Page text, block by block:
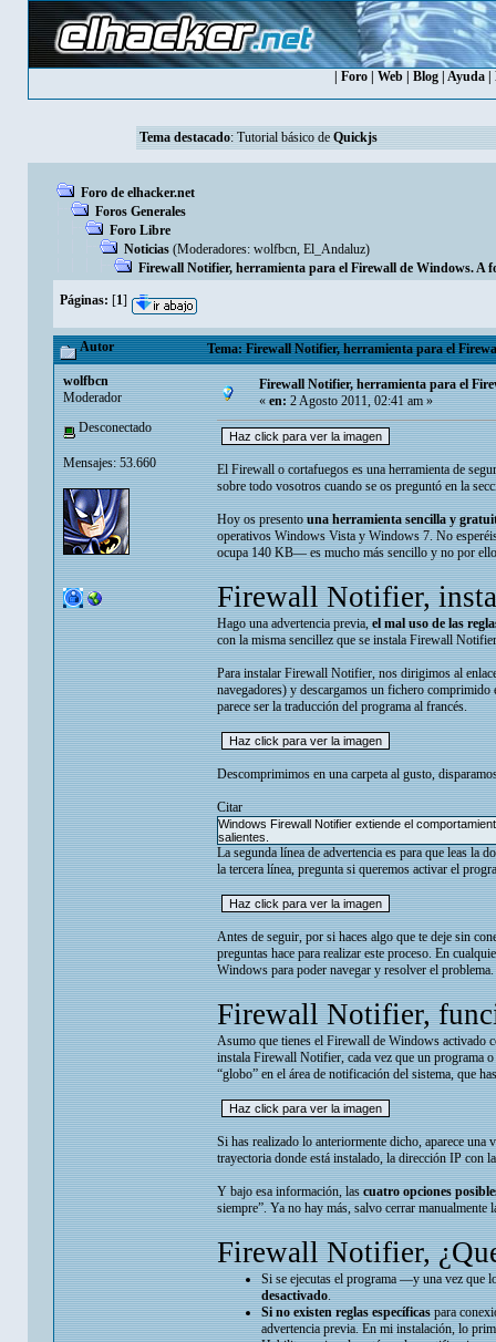
Foro| Web| Blog| Ayuda|
Tema destacado: Tutorial básico de Quickjs
Foro de elhacker.net
Foros Generales
Foro Libre
Noticias (Moderadores: wolfbcn, El_Andaluz)
Firewall Notifier, herramienta para el Firewall de Windows. A
Páginas: [1]
Autor Tema: Firewall Notifier, herramienta para el
wolfbcn
Moderador
Desconectado
Mensajes: 53.660
Firewall Notifier, herramienta para el
«en:2 Agosto 2011, 02:41 am »
El Firewall o cortafuegos es una herramienta de
sobre todo vosotros cuando se os preguntó en la
Hoy os presentouna herramienta sencilla y
operativos Windows Vista y Windows 7. No
ocupa 140 KB— es mucho más sencillo y no por
Firewall Notifier,
Hago una advertencia previa,el mal uso de las
con la misma sencillez que se instala Firewall
Para instalar Firewall Notifier, nos dirigimos al
navegadores) y descargamos un fichero
parece ser la traducción del programa al francés.
Descomprimimos en una carpeta al gusto,
Citar
Windows Firewall Notifier extiende el
salientes.
La segunda línea de advertencia es para que leas la
la tercera línea, pregunta si queremos activar el
Antes de seguir, por si haces algo que te deje sin
preguntas hace para realizar este proceso. En
Windows para poder navegar y resolver el problema.
Firewall Notifier,
Asumo que tienes el Firewall de Windows activado
instala Firewall Notifier, cada vez que un programa
“globo” en el área de notificación del sistema, que
Si has realizado lo anteriormente dicho, aparece
trayectoria donde está instalado, la dirección IP con
Y bajo esa información, lascuatro opciones
siempre”. Ya no hay más, salvo cerrar manualmente
Firewall Notifier,
Si se ejecutas el programa —y una vez que
desactivado.
Si no existen reglas específicaspara
advertencia previa. En mi instalación, lo